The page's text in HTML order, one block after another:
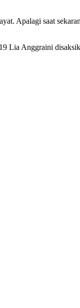
Apalagi saat
Lia Anggraini